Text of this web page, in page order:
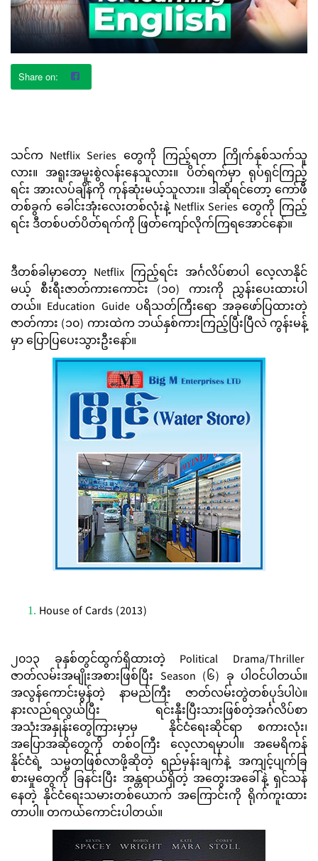
သင်က Netflix Series တွေကို ကြည့်ရတာ ကြိုက်နှစ်သက်သူ
လား။ အရူးအမူးစွဲလန်းနေသူလား။ ပိတ်ရက်မှာ ရုပ်ရှင်ကြည့်
ရင်း အားလပ်ချိန်ကို ကုန်ဆုံးမယ့်သူလား။ ဒါဆိုရင်တော့ ကော်ဖီ
တစ်ခွက် ခေါင်းအုံးလေးတစ်လုံးနဲ့ Netflix Series တွေကို ကြည့်
ရင်း ဒီတစ်ပတ်ပိတ်ရက်ကို ဖြတ်ကျော်လိုက်ကြရအောင်နော်။
ဒီတစ်ခါမှာတော့ Netflix ကြည့်ရင်း အင်္ဂလိပ်စာပါ လေ့လာနိုင်
မယ့် စီးရီးဇာတ်ကားကောင်း (၁၀) ကားကို ညွှန်းပေးထားပါ
တယ်။ Education Guide ပရိသတ်ကြီးရော အခုဖော်ပြထားတဲ့
ဇာတ်ကား (၁၀) ကားထဲက ဘယ်နှစ်ကားကြည့်ပြီးပြီလဲ ကွန်းမန့်
မှာ ပြောပြပေးသွားဦးနော်။
House of Cards (2013)
၂၀၁၃ ခုနှစ်တွင်ထွက်ရှိထားတဲ့ Political Drama/Thriller
ဇာတ်လမ်းအမျိုးအစားဖြစ်ပြီး Season (၆) ခု ပါဝင်ပါတယ်။
အလွန်ကောင်းမွန်တဲ့ နာမည်ကြီး ဇာတ်လမ်းတွဲတစ်ပုဒ်ပါပဲ။
နားလည်ရလွယ်ပြီး ရင်းနှီးပြီးသားဖြစ်တဲ့အင်္ဂလိပ်စာ
အသုံးအနှုန်းတွေကြားမှာမှ နိုင်ငံရေးဆိုင်ရာ စကားလုံး၊
အပြောအဆိုတွေကို တစ်ဝကြီး လေ့လာရမှာပါ။ အမေရိကန်
နိုင်ငံရဲ့ သမ္မတဖြစ်လာဖို့ဆိုတဲ့ ရည်မှန်းချက်နဲ့ အကျင့်ပျက်ခြ
စားမှုတွေကို ခြနင်းပြီး အန္တရာယ်ရှိတဲ့ အတွေးအခေါ်နဲ့ ရှင်သန်
နေတဲ့ နိုင်ငံရေးသမားတစ်ယောက် အကြောင်းကို ရိုက်ကူးထား
တာပါ။ တကယ်ကောင်းပါတယ်။